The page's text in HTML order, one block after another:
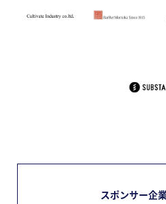
スポンサー企